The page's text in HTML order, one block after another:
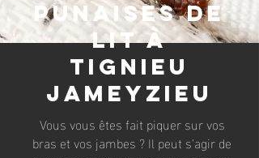
punaises de
lit à
Tignieu
Jameyzieu
Vous vous êtes fait piquer sur vos
bras et vos jambes ? Il peut s'agir de